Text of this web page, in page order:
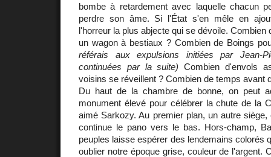
bombe à retardement avec laquelle chacun
perdre son âme. Si l'État s'en mêle en
l'horreur la plus abjecte qui se dévoile. Combien
un wagon à bestiaux ? Combien de Boings
référais aux expulsions initiées par Jean-
continuées par la suite) Combien d'envols
voisins se réveillent ? Combien de temps avant
Du haut de la chambre de bonne, on peut
monument élevé pour célébrer la chute de la
aimé Sarkozy. Au premier plan, un autre
continue le pano vers le bas. Hors-champ,
peuples laisse espérer des lendemains colorés
oublier notre époque grise, couleur de l'argent.